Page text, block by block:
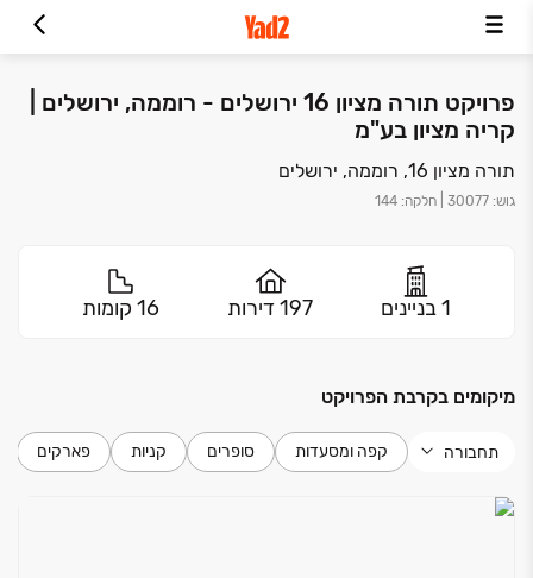
פרויקט תורה מציון 16 ירושלים - רוממה, ירושלים |
קריה מציון בע"מ
תורה מציון 16, רוממה, ירושלים
גוש:
30077 חלקה:
144
1 בניינים 197 דירות 16 קומות
מיקומים בקרבת הפרויקט
תחבורה קפה ומסעדות סופרים קניות פארקים